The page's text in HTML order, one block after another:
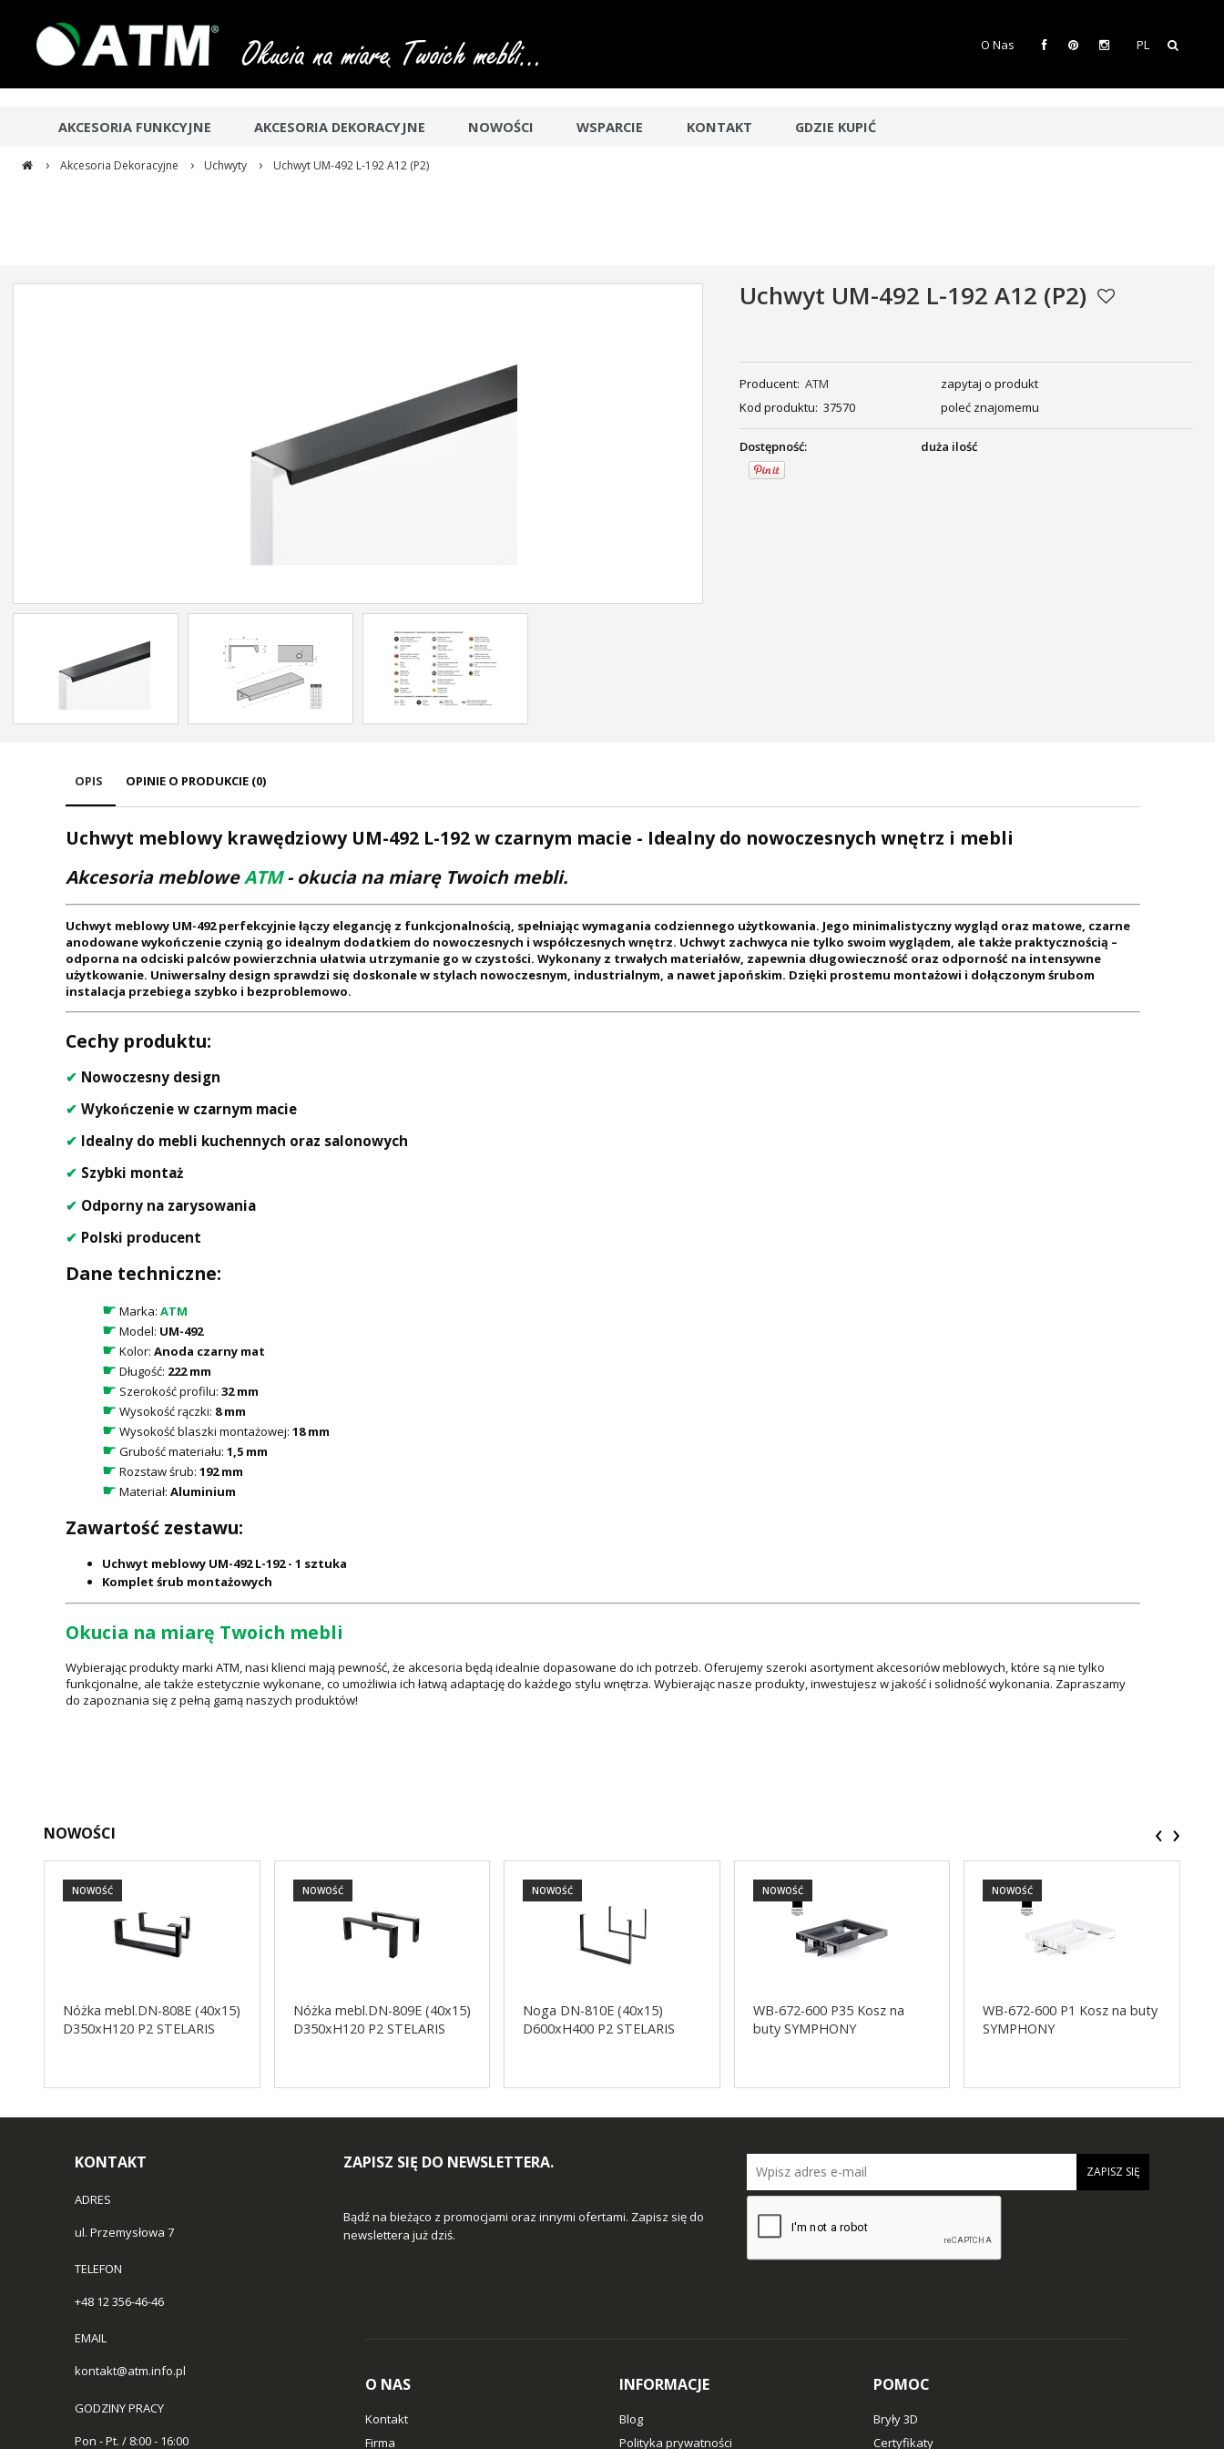
O Nas PL
AKCESORIA FUNKCYJNE AKCESORIA DEKORACYJNE NOWOŚCI WSPARCIE KONTAKT GDZIE KUPIĆ
› Akcesoria Dekoracyjne › Uchwyty › Uchwyt UM-492 L-192 A12 (P2)
Uchwyt UM-492 L-192 A12 (P2)
Producent: ATM
Kod produktu: 37570
zapytaj o produkt
poleć znajomemu
Dostępność: duża ilość
OPIS OPINIE O PRODUKCIE (0)
Uchwyt meblowy krawędziowy UM-492 L-192 w czarnym macie - Idealny do nowoczesnych wnętrz i mebli
Akcesoria mebloweATM- okucia na miarę Twoich mebli.
Uchwyt meblowy UM-492 perfekcyjnie łączy elegancję z funkcjonalnością, spełniając wymagania codziennego użytkowania. Jego minimalistyczny wygląd oraz matowe, czarne
anodowane wykończenie czynią go idealnym dodatkiem do nowoczesnych i współczesnych wnętrz. Uchwyt zachwyca nie tylko swoim wyglądem, ale także praktycznością –
odporna na odciski palców powierzchnia ułatwia utrzymanie go w czystości. Wykonany z trwałych materiałów, zapewnia długowieczność oraz odporność na intensywne
użytkowanie. Uniwersalny design sprawdzi się doskonale w stylach nowoczesnym, industrialnym, a nawet japońskim. Dzięki prostemu montażowi i dołączonym śrubom
instalacja przebiega szybko i bezproblemowo.
Cechy produktu:
✔ Nowoczesny design
✔ Wykończenie w czarnym macie
✔ Idealny do mebli kuchennych oraz salonowych
✔ Szybki montaż
✔ Odporny na zarysowania
✔ Polski producent
Dane techniczne:
☛ Marka: ATM
☛ Model: UM-492
☛ Kolor: Anoda czarny mat
☛ Długość: 222 mm
☛ Szerokość profilu: 32 mm
☛ Wysokość rączki: 8 mm
☛ Wysokość blaszki montażowej: 18 mm
☛ Grubość materiału: 1,5 mm
☛ Rozstaw śrub: 192 mm
☛ Materiał: Aluminium
Zawartość zestawu:
Uchwyt meblowy UM-492 L-192 - 1 sztuka
Komplet śrub montażowych
Okucia na miarę Twoich mebli
Wybierając produkty marki ATM, nasi klienci mają pewność, że akcesoria będą idealnie dopasowane do ich potrzeb. Oferujemy szeroki asortyment akcesoriów meblowych, które są nie tylko
funkcjonalne, ale także estetycznie wykonane, co umożliwia ich łatwą adaptację do każdego stylu wnętrza. Wybierając nasze produkty, inwestujesz w jakość i solidność wykonania. Zapraszamy
do zapoznania się z pełną gamą naszych produktów!
NOWOŚCI
Nóżka mebl.DN-808E (40x15)
D350xH120 P2 STELARIS
NOWOŚĆ
Nóżka mebl.DN-809E (40x15)
D350xH120 P2 STELARIS
NOWOŚĆ
Noga DN-810E (40x15)
D600xH400 P2 STELARIS
NOWOŚĆ
WB-672-600 P35 Kosz na
buty SYMPHONY
NOWOŚĆ
WB-672-600 P1 Kosz na buty
SYMPHONY
NOWOŚĆ
‹ ›
KONTAKT
ADRES
ul. Przemysłowa 7
TELEFON
+48 12 356-46-46
EMAIL
kontakt@atm.info.pl
GODZINY PRACY
Pon - Pt. / 8:00 - 16:00
ZAPISZ SIĘ DO NEWSLETTERA.
Bądź na bieżąco z promocjami oraz innymi ofertami. Zapisz się do
newslettera już dziś.
ZAPISZ SIĘ
O NAS
Kontakt
Firma
INFORMACJE
Blog
Polityka prywatności
POMOC
Bryły 3D
Certyfikaty